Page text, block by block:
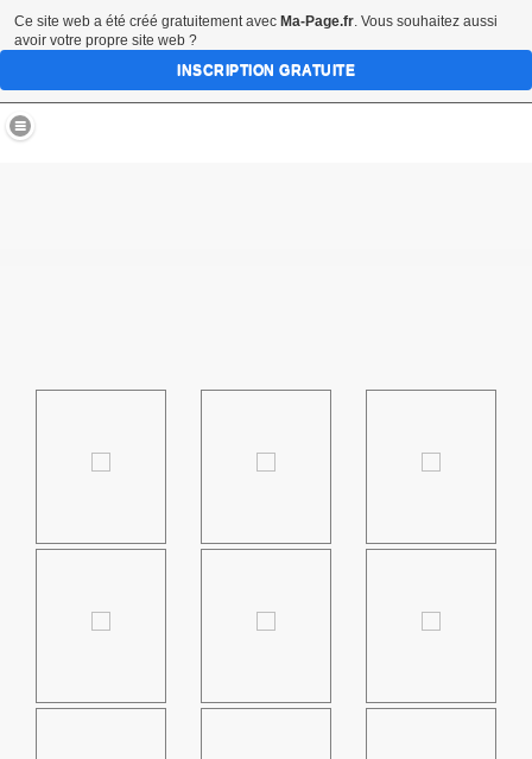
Ce site web a été créé gratuitement avec Ma-Page.fr. Vous souhaitez aussi
avoir votre propre site web ?
INSCRIPTION GRATUITE